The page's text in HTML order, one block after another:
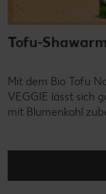
Tofu-
Mit dem Bio Tofu
VEGGIE lässt sich
mit Blumenkohl